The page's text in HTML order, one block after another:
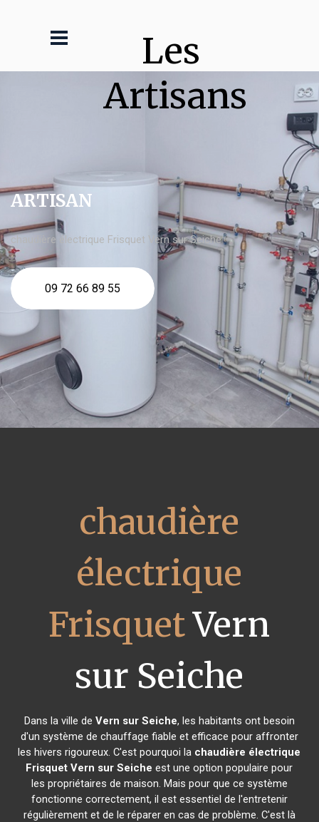
Les
Artisans
ARTISAN
chaudière électrique Frisquet Vern sur Seiche
09 72 66 89 55
chaudière
électrique
FrisquetVern
sur Seiche
Dans la ville de Vern sur Seiche, les habitants ont besoin
d'un système de chauffage fiable et efficace pour affronter
les hivers rigoureux. C'est pourquoi la chaudière électrique
Frisquet Vern sur Seiche est une option populaire pour
les propriétaires de maison. Mais pour que ce système
fonctionne correctement, il est essentiel de l'entretenir
régulièrement et de le réparer en cas de problème. C'est là